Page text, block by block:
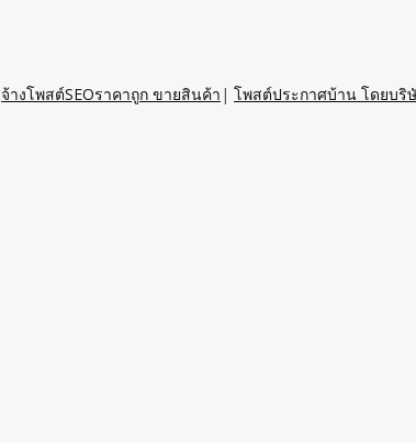
จ้างโพสต์SEOราคาถูก ขายสินค้า | โพสต์ประกาศบ้าน โดยบริ